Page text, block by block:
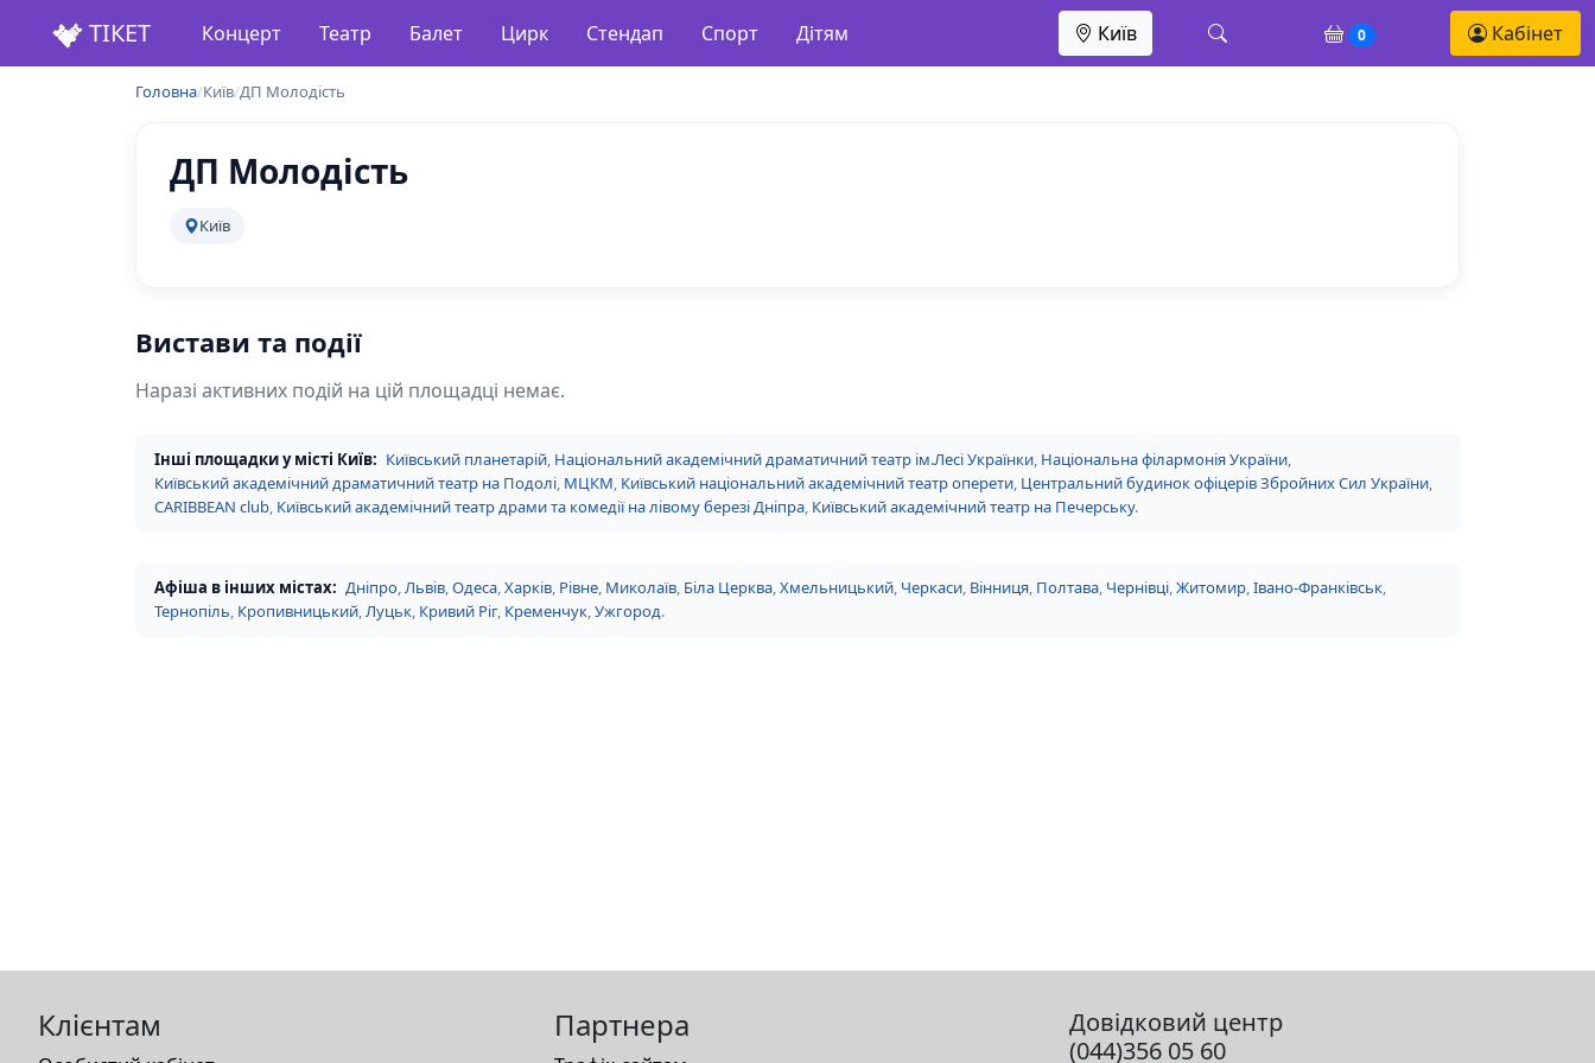
ТІКЕТ Концерт Театр Балет Цирк Стендап Спорт Дітям Київ 0 Кабінет
Головна/Київ/ДП Молодість
ДП Молодість
Київ
Вистави та події
Наразі активних подій на цій площадці немає.
Інші площадки у місті Київ: Київський планетарій, Національний академічний драматичний театр ім.Лесі Українки, Національна філармонія України,
Київський академічний драматичний театр на Подолі, МЦКМ, Київський національний академічний театр оперети, Центральний будинок офіцерів Збройних Сил України,
CARIBBEAN club, Київський академічний театр драми та комедії на лівому березі Дніпра, Київський академічний театр на Печерську.
Афіша в інших містах: Дніпро,Львів,Одеса,Харків, Рівне, Миколаїв, Біла Церква,Хмельницький, Черкаси, Вінниця, Полтава, Чернівці,Житомир,Івано-Франківськ,
Тернопіль, Кропивницький,Луцьк, Кривий Ріг, Кременчук,Ужгород.
Клієнтам Партнера
Довідковий центр
(044)356 05 60